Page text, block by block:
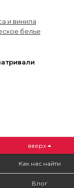
и винила
белье
вверх
Как нас найти
Блог